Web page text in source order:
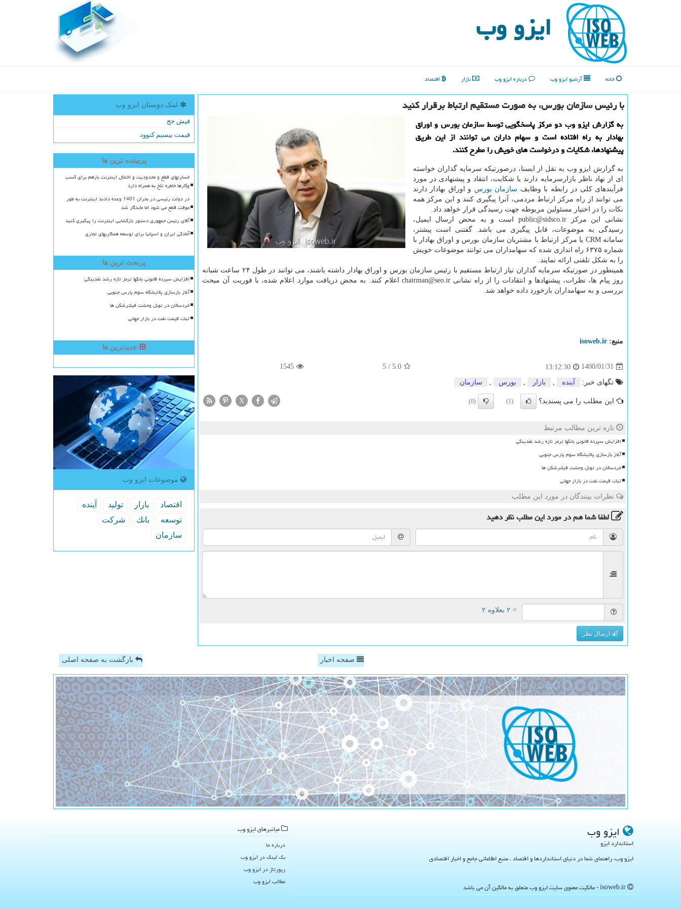
ایزو وب
خانه آرشیو ایزو وب درباره ایزو وب بازار اقتصاد
با رئیس سازمان بورس، به صورت مستقیم ارتباط برقرار كنید
به گزارش ایزو وب دو مرکز پاسخگویی توسط سازمان بورس و اوراق
بهادار به راه افتاده است و سهام داران می توانند از این طریق
پیشنهادها، شکایات و درخواست های خویش را مطرح کنند.
به گزارش ایزو وب به نقل از ایسنا، درصورتیکه سرمایه گذاران خواسته
ای از نهاد ناظر بازارسرمایه دارند یا شکایت، انتقاد و پیشنهادی در مورد
فرآیندهای کلی در رابطه با وظایف سازمان بورس و اوراق بهادار دارند
می توانند از راه مرکز ارتباط مردمی، آنرا پیگیری کنند و این مرکز همه
نکات را در اختیار مسئولین مربوطه جهت رسیدگی قرار خواهد داد.
نشانی این مرکز public@sidsco.ir است و به محض ارسال ایمیل،
رسیدگی به موضوعات، قابل پیگیری می باشد. گفتنی است پیشتر،
سامانه CRM یا مرکز ارتباط با مشتریان سازمان بورس و اوراق بهادار با
شماره ۶۳۷۵ راه اندازی شده که سهامداران می توانند موضوعات خویش
را به شکل تلفنی ارائه نمایند.
همینطور در صورتیکه سرمایه گذاران نیاز ارتباط مستقیم با رئیس سازمان بورس و اوراق بهادار داشته باشند، می توانند در طول ۲۴ ساعت شبانه
روز پیام ها، نظرات، پیشنهادها و انتقادات را از راه نشانی chairman@seo.ir اعلام کنند. به محض دریافت موارد اعلام شده، با فوریت آن مبحث
بررسی و به سهامداران بازخورد داده خواهد شد.
منبع: isoweb.ir
1400/01/31
13:12:30
5.0
/
5
1545
تگهای خبر: آینده بازار بورس سازمان
این مطلب را می پسندید؟ (1)
(0)
X
تازه ترین مطالب مرتبط
افزایش سپرده قانونی بانکها ترمز تازه رشد نقدینگی
آغاز بازسازی پالایشگاه سوم پارس جنوبی
خردسالان در تونل وحشت فیلترشکن ها
ثبات قیمت نفت در بازار جهانی
نظرات بینندگان در مورد این مطلب
لطفا شما همدر مورد این مطلبنظر دهید
= ۲ بعلاوه ۲
ارسال نظر
لینک دوستان ایزو وب
فیش حج
قیمت بیسیم کنوود
پربیننده ترین ها
خسارتهای قطع و محدودیت و اختلال اینترنت بازهم برای کسب
وکارها خاطره تلخ به همراه دارد
در دولت رئیسی در بحران 1401 وعده دادند اینترنت به طور
موقت قطع می شود اما ماندگار شد
آقای رئیس جمهوری دستور بازگشایی اینترنت را پیگیری کنید
آمادگی ایران و اسپانیا برای توسعه همکاریهای تجاری
پربحث ترین ها
افزایش سپرده قانونی بانکها ترمز تازه رشد نقدینگی
آغاز بازسازی پالایشگاه سوم پارس جنوبی
خردسالان در تونل وحشت فیلترشکن ها
ثبات قیمت نفت در بازار جهانی
جدیدترین ها
موضوعات ایزو وب
اقتصاد بازار تولید
آینده
توسعه
بانك
شركت
سازمان
صفحه اخبار بازگشت به صفحه اصلی
ایزو وب
استاندارد ایزو
ایزو وب، راهنمای شما در دنیای استانداردها و اقتصاد ، منبع اطلاعاتی جامع و اخبار اقتصادی
میانبرهای ایزو وب
درباره ما
بک لینک در ایزو وب
رپورتاژ در ایزو وب
مطالب ایزو وب